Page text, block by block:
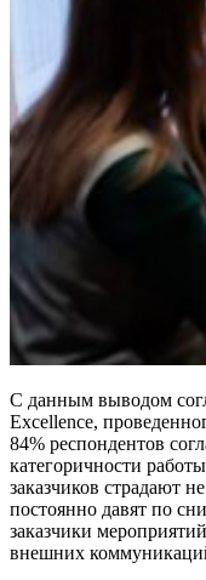
С данным выводом
Excellence,
84% респондентов
категоричности
заказчиков страдают
постоянно давят по
заказчики
внешних